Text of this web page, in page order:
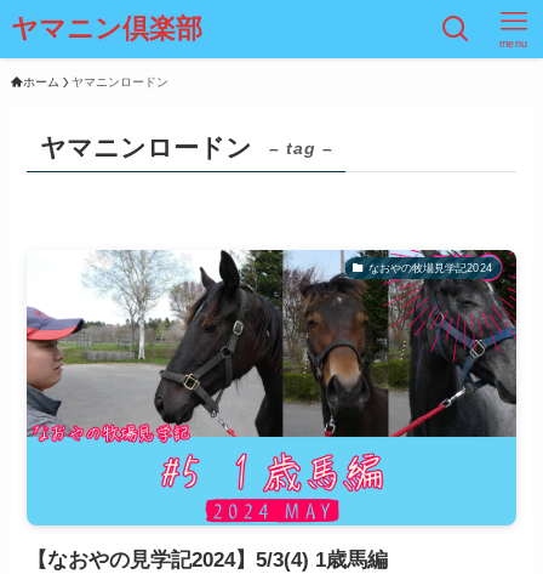
ヤマニン倶楽部 menu
ホーム ヤマニンロードン
ヤマニンロードン – tag –
なおやの牧場見学記2024
【なおやの見学記2024】5/3(4) 1歳馬編